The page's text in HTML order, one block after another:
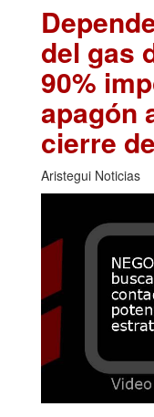
del gas
90%
apagón
cierre
Aristegui Noticias